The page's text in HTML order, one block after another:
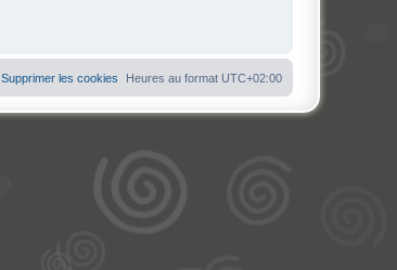
Heures au format UTC+02:00
Supprimer les cookies